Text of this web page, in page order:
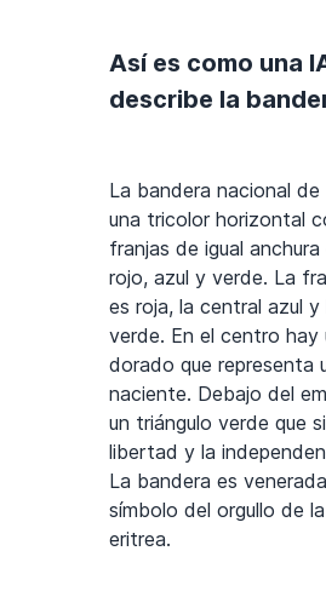
Así es como una
describe la
La bandera nacional de
una tricolor horizontal
franjas de igual
rojo, azul y verde. La
es roja, la central azul
verde. En el centro hay
dorado que representa
naciente. Debajo del
un triángulo verde que
libertad y la
La bandera es
símbolo del orgullo de
eritrea.